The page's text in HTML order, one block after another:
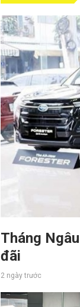
Tháng
đãi
2 ngày trước